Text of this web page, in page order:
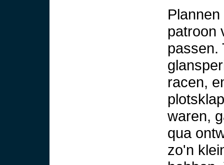
patroon
passen.
racen,
waren,
qua
zo'n